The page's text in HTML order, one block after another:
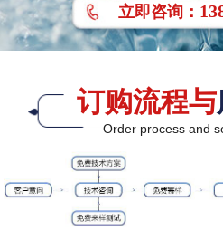
立即咨询 ：
订购流程与
Order process and